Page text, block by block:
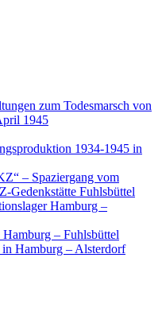
zum Todesmarsch von
1945
1934-1945 in
– Spaziergang vom
Gedenkstätte Fuhlsbüttel
Hamburg –
– Fuhlsbüttel
Hamburg – Alsterdorf